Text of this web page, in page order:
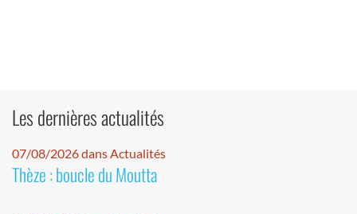
Les dernières actualités
07/08/2026 dans Actualités
Thèze : boucle du Moutta